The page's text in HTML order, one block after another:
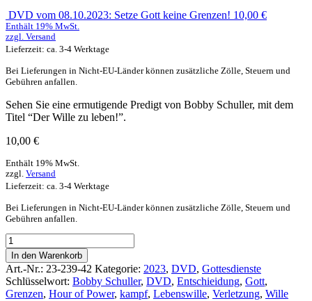
DVD vom 08.10.2023: Setze Gott keine Grenzen! 10,00 €
Enthält 19% MwSt.
zzgl. Versand
Lieferzeit: ca. 3-4 Werktage
Bei Lieferungen in Nicht-EU-Länder können zusätzliche Zölle, Steuern und
Gebühren anfallen.
Sehen Sie eine ermutigende Predigt von Bobby Schuller, mit dem
Titel “Der Wille zu leben!”.
10,00 €
Enthält 19% MwSt.
zzgl. Versand
Lieferzeit: ca. 3-4 Werktage
Bei Lieferungen in Nicht-EU-Länder können zusätzliche Zölle, Steuern und
Gebühren anfallen.
In den Warenkorb
Art.-Nr.: 23-239-42 Kategorie: 2023, DVD, Gottesdienste
Schlüsselwort: Bobby Schuller, DVD, Entschieidung, Gott,
Grenzen, Hour of Power, kampf, Lebenswille, Verletzung, Wille